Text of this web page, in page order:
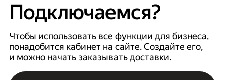
Подключаемся?
Чтобы использовать все функции для бизнеса,
понадобится кабинет на сайте. Создайте его,
и можно начать заказывать доставки.